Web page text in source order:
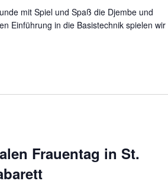
mit Spiel und Spaß die Djembe und
Einführung in die Basistechnik spielen wir
Frauentag in St.